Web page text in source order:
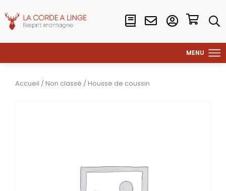
Accueil / Non classé / Housse de coussin